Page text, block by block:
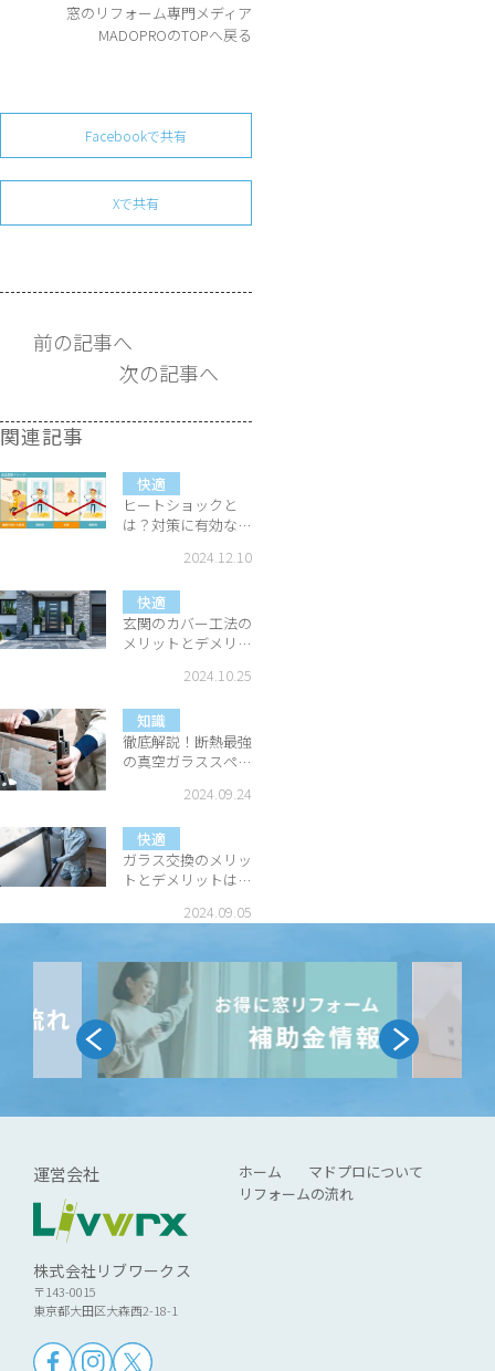
窓のリフォーム専門メディア
MADOPROのTOPへ戻る
Facebookで共有
Xで共有
前の記事へ
次の記事へ
関連記事
ヒートショックと
は？対策に有効な窓
快適
2024.12.10
玄関のカバー工法の
メリットとデメリッ
快適
2024.10.25
徹底解説！断熱最強
の真空ガラススペー
知識
2024.09.24
ガラス交換のメリッ
トとデメリットは？
きの判断基準を解説
快適
2024.09.05
運営会社
株式会社リブワークス
〒143-0015
東京都大田区大森西2-18-1
ホーム
マドプロについて
リフォームの流れ